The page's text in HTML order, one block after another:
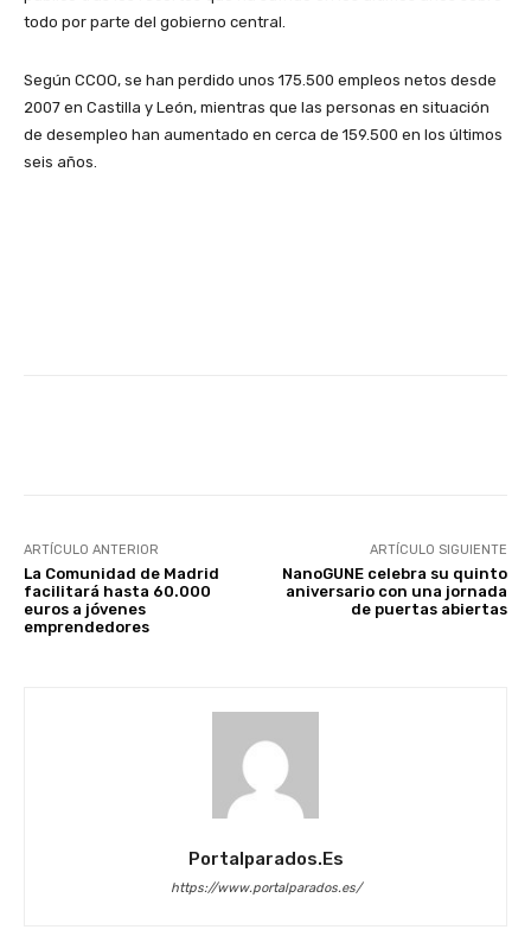
todo por parte del gobierno central.
Según CCOO, se han perdido unos 175.500 empleos netos desde
2007 en Castilla y León, mientras que las personas en situación
de desempleo han aumentado en cerca de 159.500 en los últimos
seis años.
ARTÍCULO ANTERIOR
La Comunidad de Madrid
facilitará hasta 60.000
euros a jóvenes
emprendedores
ARTÍCULO SIGUIENTE
NanoGUNE celebra su quinto
aniversario con una jornada
de puertas abiertas
Portalparados.es
https://www.portalparados.es/